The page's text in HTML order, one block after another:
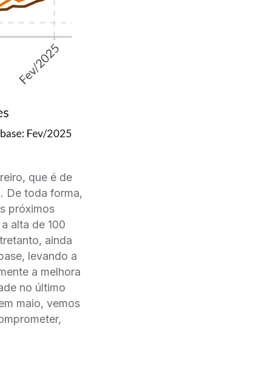
que é de
De toda forma,
próximos
alta de 100
ainda
levando a
a melhora
no último
maio, vemos